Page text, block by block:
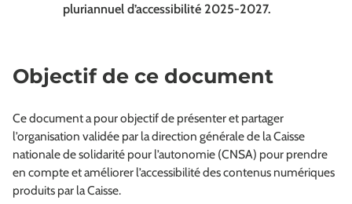
pluriannuel d’accessibilité 2025-2027.
Objectif de ce document
Ce document a pour objectif de présenter et partager
l’organisation validée par la direction générale de la Caisse
nationale de solidarité pour l’autonomie (CNSA) pour prendre
en compte et améliorer l’accessibilité des contenus numériques
produits par la Caisse.